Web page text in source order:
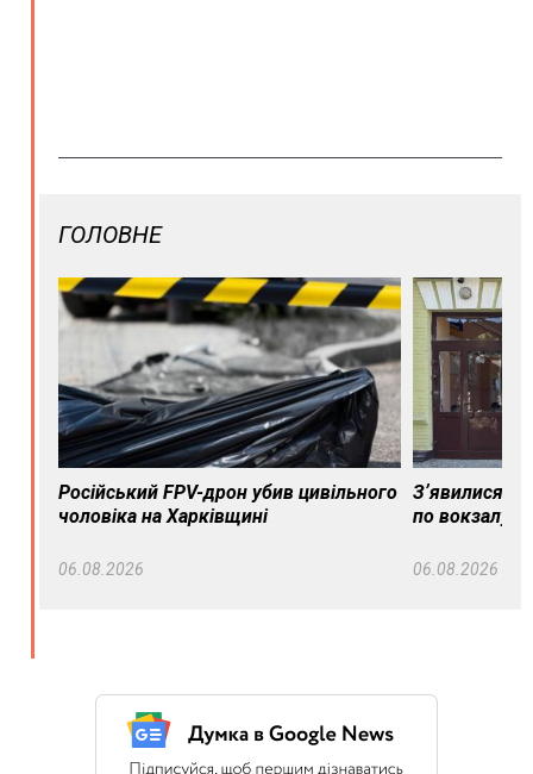
ГОЛОВНЕ
Російський FPV-дрон убив цивільного
чоловіка на Харківщині
06.08.2026
Зʼявилися
по вокзалу в
06.08.2026